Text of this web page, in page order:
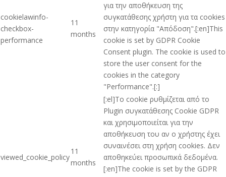
cookielawinfo-
checkbox-
performance
11
months
για την αποθήκευση της
συγκατάθεσης χρήστη για τα cookies
στην κατηγορία "Απόδοση".[:en]This
cookie is set by GDPR Cookie
Consent plugin. The cookie is used to
store the user consent for the
cookies in the category
"Performance".[:]
viewed_cookie_policy
11
months
[:el]Το cookie ρυθμίζεται από το
Plugin συγκατάθεσης Cookie GDPR
και χρησιμοποιείται για την
αποθήκευση του αν ο χρήστης έχει
συναινέσει στη χρήση cookies. Δεν
αποθηκεύει προσωπικά δεδομένα.
[:en]The cookie is set by the GDPR